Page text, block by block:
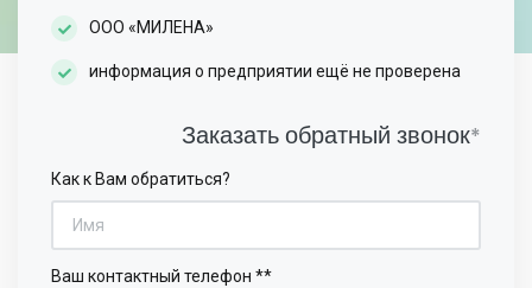
ООО «МИЛЕНА»
информация о предприятии ещё не проверена
Заказать обратный звонок*
Как к Вам обратиться?
Ваш контактный телефон **